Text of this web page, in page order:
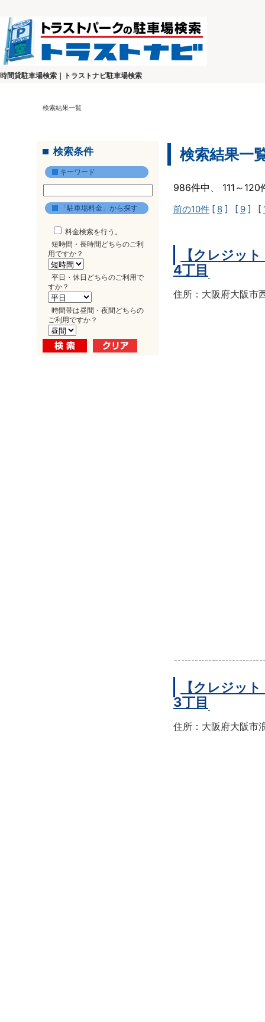
時間貸駐車場検索｜トラストナビ駐車場検索
検索結果一覧
検索条件
キーワード
「駐車場料金」から探す
料金検索を行う。
短時間・長時間どちらのご利
用ですか？
平日・休日どちらのご利用で
すか？
時間帯は昼間・夜間どちらの
ご利用ですか？
検索結果一
986件中、 111～
前の10件 [ 8 ] [ 9 ] [
【クレジッ
4丁目
住所：大阪府大阪市
【クレジッ
3丁目
住所：大阪府大阪市